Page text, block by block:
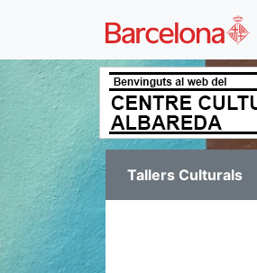
Tallers Culturals